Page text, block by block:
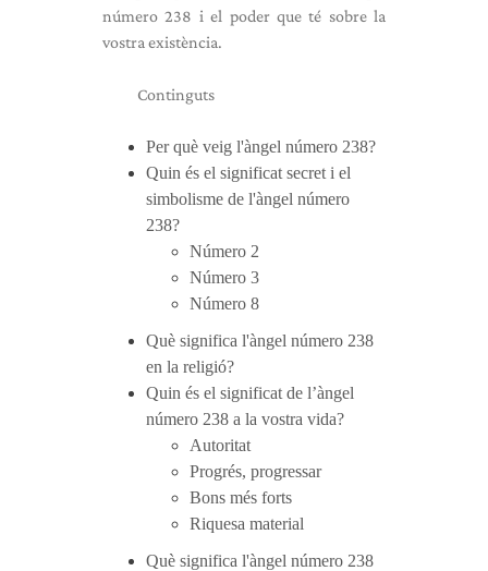
número 238 i el poder que té sobre la
vostra existència.
Continguts
Per què veig l'àngel número 238?
Quin és el significat secret i el
simbolisme de l'àngel número
238?
Número 2
Número 3
Número 8
Què significa l'àngel número 238
en la religió?
Quin és el significat de l’àngel
número 238 a la vostra vida?
Autoritat
Progrés, progressar
Bons més forts
Riquesa material
Què significa l'àngel número 238